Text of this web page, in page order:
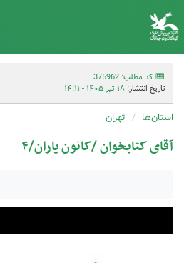
کد مطلب: 375962
تاریخ انتشار: ۱۸ تیر ۱۴۰۵ - ۱۴:۱۱
استان‌ها تهران
آقای کتابخوان /کانون یاران/۴